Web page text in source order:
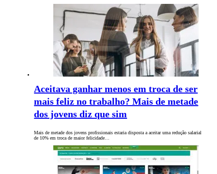
Aceitava ganhar menos em troca de ser
mais feliz no trabalho? Mais de metade
dos jovens diz que sim
Mais de metade dos jovens profissionais estaria disposta a aceitar uma redução salarial
de 10% em troca de maior felicidade…